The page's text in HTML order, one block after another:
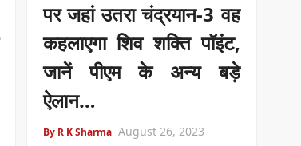
पर जहां उतरा चंद्रयान-3 वह
कहलाएगा शिव शक्ति पॉइंट,
जानें पीएम के अन्य बड़े
ऐलान…
By R K Sharma August 26, 2023